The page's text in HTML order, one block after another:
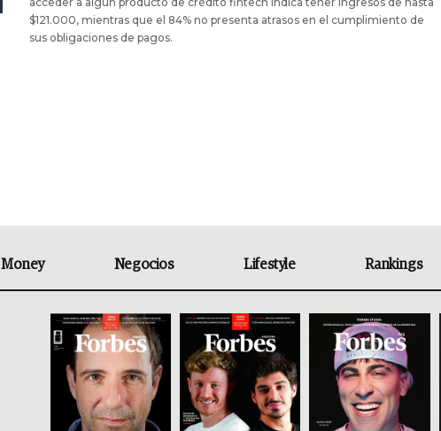
$121.000, mientras que el 84% no presenta atrasos en el cumplimiento de
sus obligaciones de pagos.
Money Negocios Lifestyle Rankings